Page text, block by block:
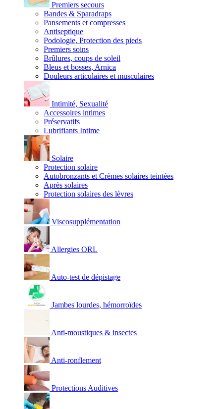
Premiers secours
Bandes & Sparadraps
Pansements et compresses
Antiseptique
Podologie, Protection des pieds
Premiers soins
Brûlures, coups de soleil
Bleus et bosses, Arnica
Douleurs articulaires et musculaires
Intimité, Sexualité
Accessoires intimes
Préservatifs
Lubrifiants Intime
Solaire
Protection solaire
Autobronzants et Crèmes solaires teintées
Après solaires
Protection solaires des lèvres
Viscosupplémentation
Allergies ORL
Auto-test de dépistage
Jambes lourdes, hémorroïdes
Anti-moustiques & insectes
Anti-ronflement
Protections Auditives